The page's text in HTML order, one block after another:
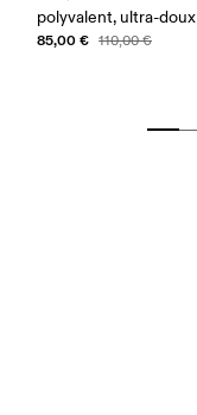
polyvalent, ultra-doux
85,00 € 110,00 €